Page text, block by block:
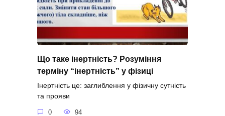
Що таке інертність? Розуміння
терміну “інертність” у фізиці
Інертність це: заглиблення у фізичну сутність
та прояви
0 94